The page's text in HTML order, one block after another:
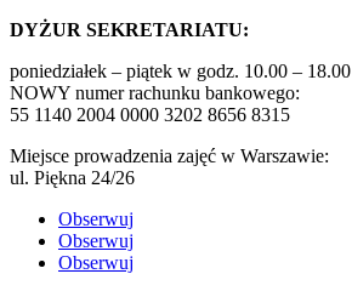
DYŻUR SEKRETARIATU:
poniedziałek – piątek w godz. 10.00 – 18.00
NOWY numer rachunku bankowego:
55 1140 2004 0000 3202 8656 8315
Miejsce prowadzenia zajęć w Warszawie:
ul. Piękna 24/26
Obserwuj
Obserwuj
Obserwuj